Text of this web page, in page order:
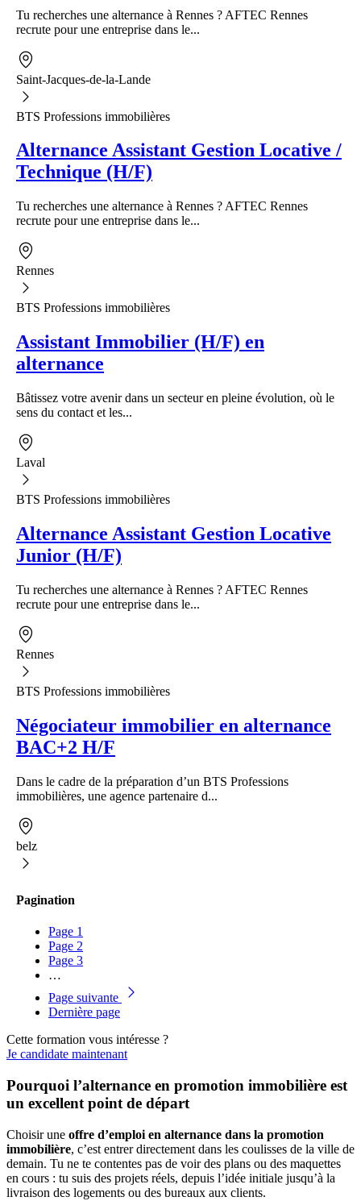
Tu recherches une alternance à Rennes ? AFTEC Rennes
recrute pour une entreprise dans le...
Saint-Jacques-de-la-Lande
BTS Professions immobilières
Alternance Assistant Gestion Locative /
Technique (H/F)
Tu recherches une alternance à Rennes ? AFTEC Rennes
recrute pour une entreprise dans le...
Rennes
BTS Professions immobilières
Assistant Immobilier (H/F) en
alternance
Bâtissez votre avenir dans un secteur en pleine évolution, où le
sens du contact et les...
Laval
BTS Professions immobilières
Alternance Assistant Gestion Locative
Junior (H/F)
Tu recherches une alternance à Rennes ? AFTEC Rennes
recrute pour une entreprise dans le...
Rennes
BTS Professions immobilières
Négociateur immobilier en alternance
BAC+2 H/F
Dans le cadre de la préparation d’un BTS Professions
immobilières, une agence partenaire d...
belz
Pagination
Page 1
Page 2
Page 3
…
Page suivante
Dernière page
Cette formation vous intéresse ?
Je candidate maintenant
Pourquoi l’alternance en promotion immobilière est
un excellent point de départ
Choisir une offre d’emploi en alternance dans la promotion
immobilière, c’est entrer directement dans les coulisses de la ville de
demain. Tu ne te contentes pas de voir des plans ou des maquettes
en cours : tu suis des projets réels, depuis l’idée initiale jusqu’à la
livraison des logements ou des bureaux aux clients.